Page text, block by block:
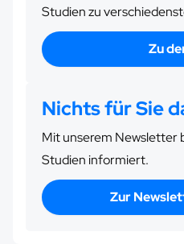
Studien zu
Zu
Nichts für Sie
Mit unserem Newsletter
Studien informiert.
Zur